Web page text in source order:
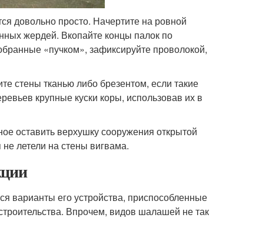
довольно просто. Начертите на ровной
жердей. Вкопайте концы палок по
«пучком», зафиксируйте проволокой,
стены тканью либо брезентом, если такие
крупные куски коры, использовав их в
оставить верхушку сооружения открытой
летели на стены вигвама.
варианты его устройства, приспособленные
Впрочем, видов шалашей не так